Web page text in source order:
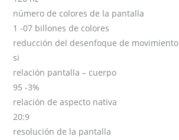
número de colores de la pantalla
1 -07 billones de colores
reducción del desenfoque de movimiento
si
relación pantalla – cuerpo
95 -3%
relación de aspecto nativa
20:9
resolución de la pantalla